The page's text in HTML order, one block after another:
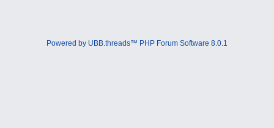
Powered by UBB.threads™ PHP Forum Software 8.0.1